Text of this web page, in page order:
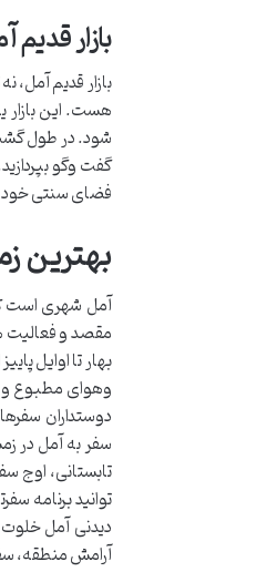
بازار قدیم
بازار قدیم آمل،
هست. این بازار
شود. در طول گشت
گفت وگو
فضای سنتی خود،
بهترین
آمل شهری است
مقصد و فعالیت
بهار تا اوایل
وهوای مطبوع و
دوستداران
سفر به آمل در
تابستانی، اوج
توانید برنامه
دیدنی آمل
آرامش منطقه،